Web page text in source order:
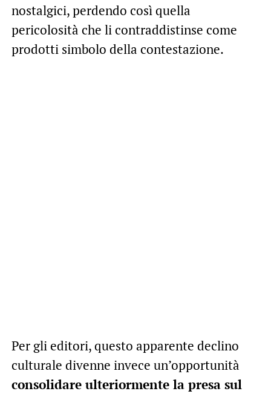
nostalgici, perdendo così quella
pericolosità che li contraddistinse come
prodotti simbolo della contestazione.
Per gli editori, questo apparente declino
culturale divenne invece un’opportunità
consolidare ulteriormente la presa sul